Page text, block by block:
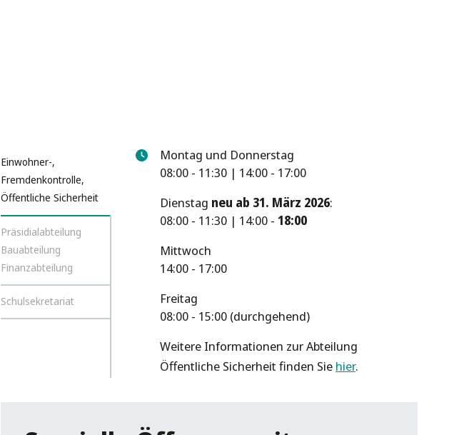
Einwohner-,
Fremdenkontrolle,
Öffentliche Sicherheit
Präsidialabteilung
Bauabteilung
Finanzabteilung
Schulsekretariat
Montag und Donnerstag
08:00 - 11:30 | 14:00 - 17:00
Dienstag neu ab 31. März 2026:
08:00 - 11:30 | 14:00 -18:00
Mittwoch
14:00 - 17:00
Freitag
08:00 - 15:00 (durchgehend)
Weitere Informationen zur Abteilung
Öffentliche Sicherheit finden Siehier.